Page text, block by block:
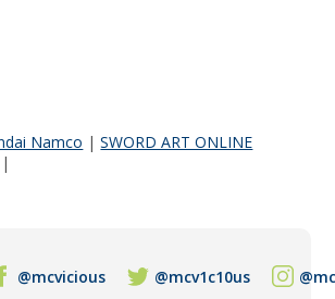
Namco |SWORD ART ONLINE
|
@mcvicious @mcv1c10us